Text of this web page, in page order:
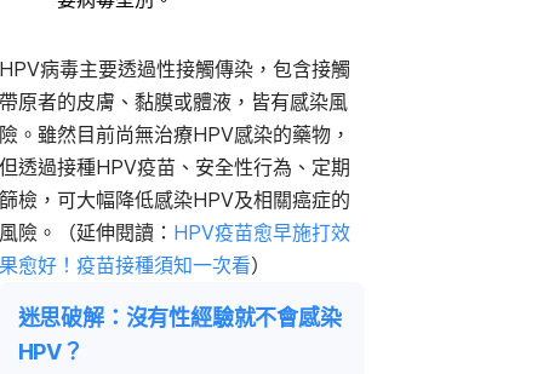
病毒主要透過性接觸傳染，包含接觸
原者的皮膚、黏膜或體液，皆有感染風
。雖然目前尚無治療HPV感染的藥物，
透過接種HPV疫苗、安全性行為、定期
檢，可大幅降低感染HPV及相關癌症的
險。（延伸閱讀： HPV疫苗愈早施打效
愈好！ 疫苗接種須知一次看）
迷思破解：沒有性經驗就不會感染
HPV？